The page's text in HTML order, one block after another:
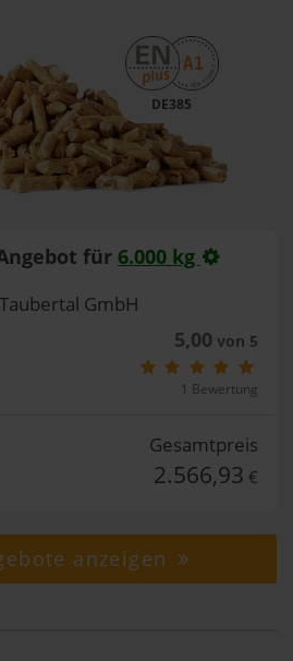
DE385
für 6.000 kg
GmbH
5,00 von 5
1 Bewertung
Gesamtpreis
2.566,93 €
anzeigen